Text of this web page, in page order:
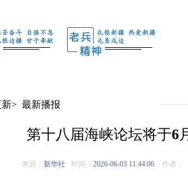
新> 最新播报
第十八届海峡论坛将于6
来源： 新华社 时间： 2026-06-03 11:44:06 作者：